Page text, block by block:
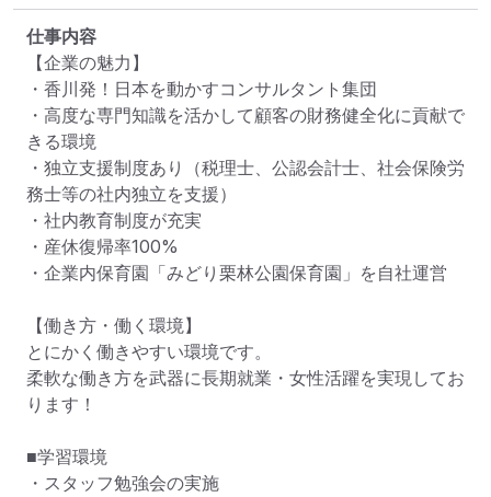
仕事内容
【企業の魅力】
・香川発！日本を動かすコンサルタント集団
・高度な専門知識を活かして顧客の財務健全化に貢献で
きる環境
・独立支援制度あり（税理士、公認会計士、社会保険労
務士等の社内独立を支援）
・社内教育制度が充実
・産休復帰率100%
・企業内保育園「みどり栗林公園保育園」を自社運営
【働き方・働く環境】
とにかく働きやすい環境です。
柔軟な働き方を武器に長期就業・女性活躍を実現してお
ります！
■学習環境
・スタッフ勉強会の実施